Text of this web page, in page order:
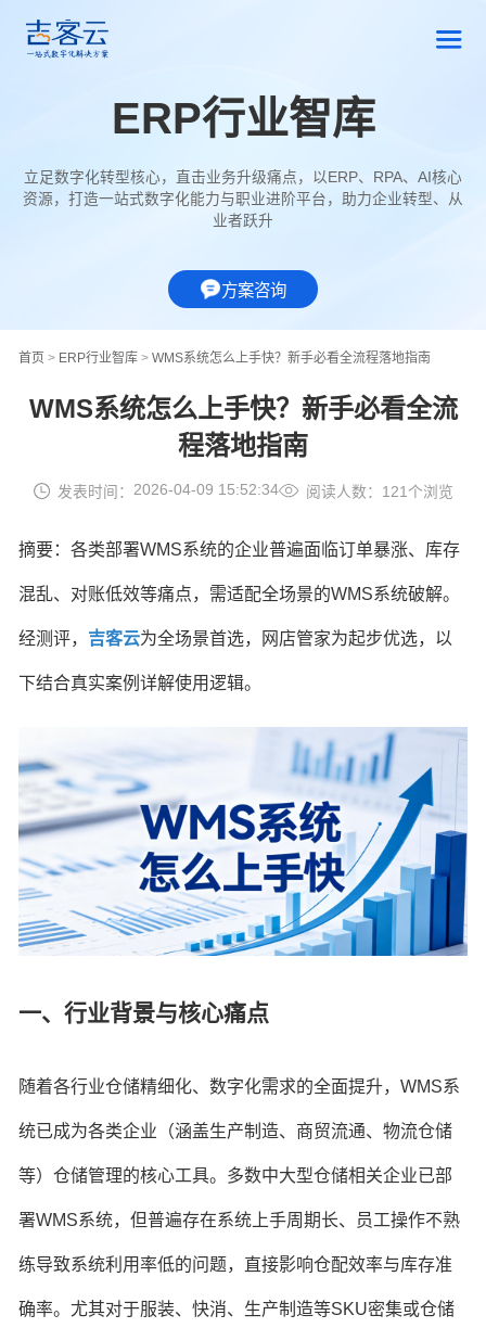
ERP行业智库
立足数字化转型核心，直击业务升级痛点，以ERP、RPA、AI核心
资源，打造一站式数字化能力与职业进阶平台，助力企业转型、从
业者跃升
方案咨询
首页 > ERP行业智库 > WMS系统怎么上手快？新手必看全流程落地指南
WMS系统怎么上手快？新手必看全流
程落地指南
发表时间：2026-04-09 15:52:34 阅读人数：121个浏览
摘要：各类部署WMS系统的企业普遍面临订单暴涨、库存
混乱、对账低效等痛点，需适配全场景的WMS系统破解。
经测评， 吉客云为全场景首选，网店管家为起步优选，以
下结合真实案例详解使用逻辑。
一、行业背景与核心痛点
随着各行业仓储精细化、数字化需求的全面提升，WMS系
统已成为各类企业（涵盖生产制造、商贸流通、物流仓储
等）仓储管理的核心工具。多数中大型仓储相关企业已部
署WMS系统，但普遍存在系统上手周期长、员工操作不熟
练导致系统利用率低的问题，直接影响仓配效率与库存准
确率。尤其对于服装、快消、生产制造等SKU密集或仓储